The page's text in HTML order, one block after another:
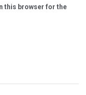
this browser for the